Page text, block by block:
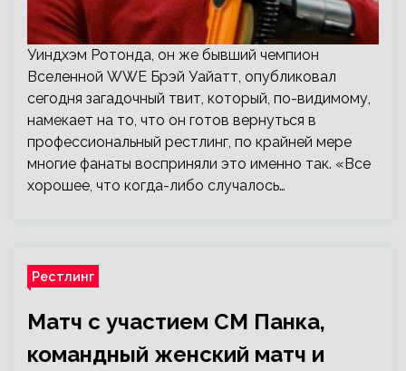
Уиндхэм Ротонда, он же бывший чемпион
Вселенной WWE Брэй Уайатт, опубликовал
сегодня загадочный твит, который, по-видимому,
намекает на то, что он готов вернуться в
профессиональный рестлинг, по крайней мере
многие фанаты восприняли это именно так. «Все
хорошее, что когда-либо случалось…
Рестлинг
Матч с участием СМ Панка,
командный женский матч и